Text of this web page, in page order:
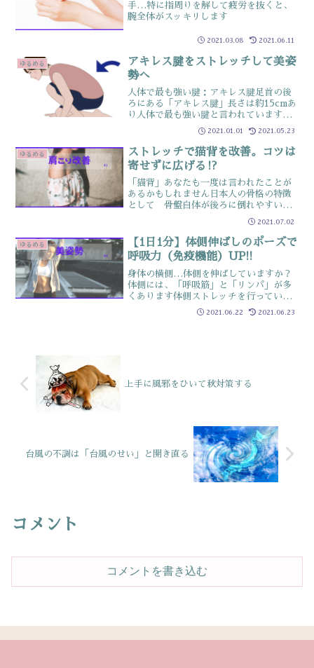
手…特に指周りを解して疲労を抜くと、
腕全体がスッキリします
2021.03.08 2021.06.11
ゆるめる
アキレス腱をストレッチして美姿
勢へ
人体で最も強い腱：アキレス腱足首の後
ろにある「アキレス腱」長さは約15cmあ
り人体で最も強い腱と言われていますそ
んなアキレス腱ですが血管が乏しく一度
痛みが出ると治りにくい箇所普段から運
動しているはもちろん足首が硬い人もケ
アしておきましょうス...
2021.01.01 2021.05.23
ゆるめる
ストレッチで猫背を改善。コツは
寄せずに広げる⁉
「猫背」あなたも一度は言われたことが
あるかもしれません日本人の骨格の特徴
として 骨盤自体が後ろに倒れやすい
肩が前に出てきて自然と猫背になりやす
い傾向 農耕民族のなごりで前側の筋肉
が強いなどが言われていますそれを別に
しても、人は前側で作業し...
2021.07.02
ゆるめる
【1日1分】体側伸ばしのポーズで
呼吸力（免疫機能）UP!!
身体の横側…体側を伸ばしていますか？
体側には、「呼吸筋」と「リンパ」が多
くあります体側ストレッチを行っていな
いと、呼吸筋とリンパが使いにくくなる
ため ・肩で呼吸をする ・老廃物が多
2021.06.22 2021.06.23
上手に風邪をひいて秋対策する
台風の不調は「台風のせい」と開き直る
コメント
コメントを書き込む